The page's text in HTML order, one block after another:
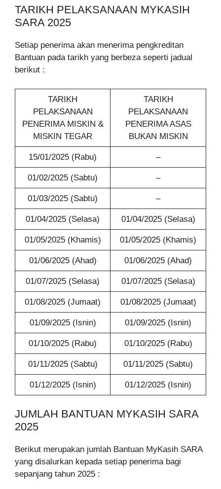
TARIKH PELAKSANAAN MYKASIH
SARA 2025
Setiap penerima akan menerima pengkreditan
Bantuan pada tarikh yang berbeza seperti jadual
berikut :
TARIKH
PELAKSANAAN
PENERIMA MISKIN &
MISKIN TEGAR
TARIKH
PELAKSANAAN
PENERIMA ASAS
BUKAN MISKIN
15/01/2025 (Rabu) –
01/02/2025 (Sabtu) –
01/03/2025 (Sabtu) –
01/04/2025 (Selasa) 01/04/2025 (Selasa)
01/05/2025 (Khamis) 01/05/2025 (Khamis)
01/06/2025 (Ahad) 01/06/2025 (Ahad)
01/07/2025 (Selasa) 01/07/2025 (Selasa)
01/08/2025 (Jumaat) 01/08/2025 (Jumaat)
01/09/2025 (Isnin) 01/09/2025 (Isnin)
01/10/2025 (Rabu) 01/10/2025 (Rabu)
01/11/2025 (Sabtu) 01/11/2025 (Sabtu)
01/12/2025 (Isnin) 01/12/2025 (Isnin)
JUMLAH BANTUAN MYKASIH SARA
2025
Berikut merupakan jumlah Bantuan MyKasih SARA
yang disalurkan kepada setiap penerima bagi
sepanjang tahun 2025 :